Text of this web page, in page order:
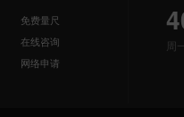
免费量尺
在线咨询
网络申请
周